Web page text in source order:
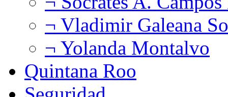
¬ Vladimir Galeana
¬ Yolanda Montalvo
Quintana Roo